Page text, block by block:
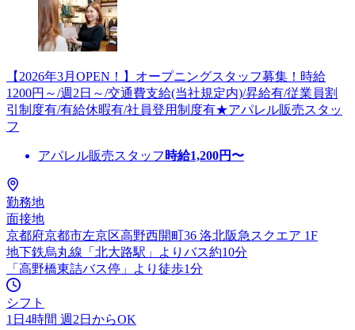
【2026年3月OPEN！】オープニングスタッフ募集！時給
1200円～/週2日～/交通費支給(当社規定内)/昇給有/従業員割
引制度有/有給休暇有/社員登用制度有★アパレル販売スタッ
フ
アパレル販売スタッフ 時給1,200円〜
勤務地
面接地
京都府京都市左京区高野西開町36 洛北阪急スクエア 1F
地下鉄烏丸線「北大路駅」よりバス約10分
「高野橋東詰バス停」より徒歩1分
シフト
1日4時間 週2日からOK